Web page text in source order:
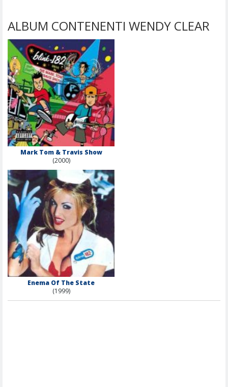
ALBUM CONTENENTI WENDY CLEAR
Mark Tom & Travis Show
(2000)
Enema Of The State
(1999)